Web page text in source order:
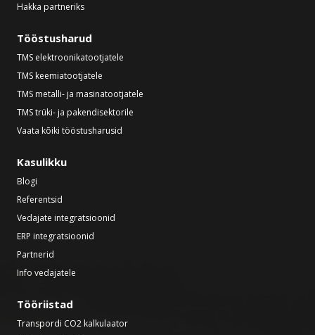
Hakka partneriks
Tööstusharud
TMS elektroonikatootjatele
TMS keemiatootjatele
TMS metalli- ja masinatootjatele
TMS trüki- ja pakendisektorile
Vaata kõiki tööstusharusid
Kasulikku
Blogi
Referentsid
Vedajate integratsioonid
ERP integratsioonid
Partnerid
Info vedajatele
Tööriistad
Transpordi CO2 kalkulaator